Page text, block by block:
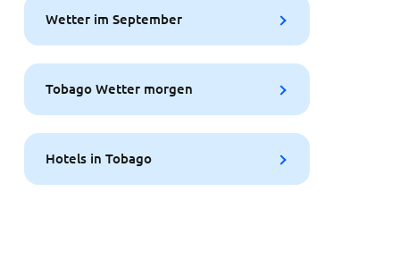
Wetter im September
Tobago Wetter morgen
Hotels in Tobago